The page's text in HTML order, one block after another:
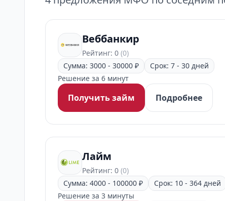
Веббанкир
Рейтинг: 0 (0)
Сумма: 3000 - 30000 ₽
Срок: 7 - 30 дней
Решение за 6 минут
Получить займ Подробнее
Лайм
Рейтинг: 0 (0)
Сумма: 4000 - 100000 ₽
Срок: 10 - 364 дней
Решение за 3 минуты